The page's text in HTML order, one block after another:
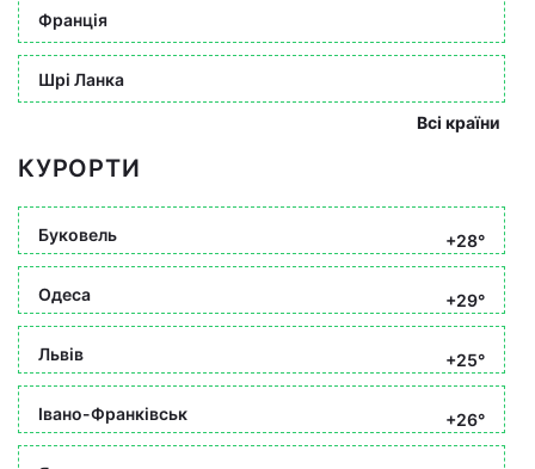
Франція
Шрі Ланка
Всі країни
КУРОРТИ
Буковель +28°
Одеса +29°
Львів +25°
Івано-Франківськ +26°